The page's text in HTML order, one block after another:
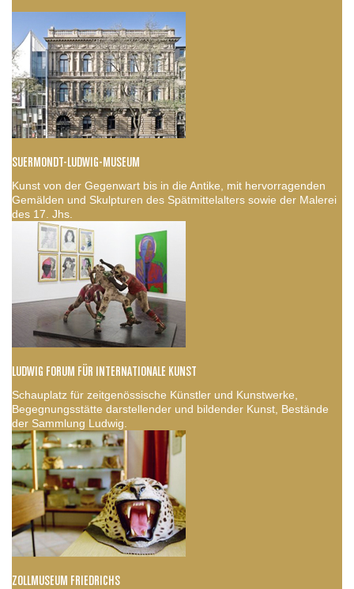
SUERMONDT-LUDWIG-MUSEUM
Kunst von der Gegenwart bis in die Antike, mit hervorragenden
Gemälden und Skulpturen des Spätmittelalters sowie der Malerei
des 17. Jhs.
LUDWIG FORUM FÜR INTERNATIONALE KUNST
Schauplatz für zeitgenössische Künstler und Kunstwerke,
Begegnungsstätte darstellender und bildender Kunst, Bestände
der Sammlung Ludwig.
ZOLLMUSEUM FRIEDRICHS